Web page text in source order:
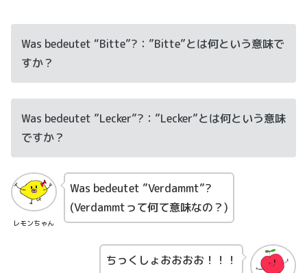
Was bedeutet “Bitte”?：”Bitte”とは何という意味で
すか？
Was bedeutet ”Lecker”?：”Lecker”とは何という意味
ですか？
レモンちゃん
Was bedeutet ”Verdammt”?
(Verdammtって何て意味なの？)
ちっくしょおおおお！！！